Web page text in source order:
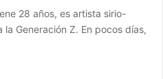
28 años, es artista sirio-
Generación Z. En pocos días,